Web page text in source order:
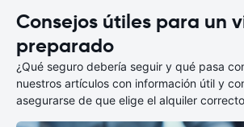
Consejos útiles para un
preparado
¿Qué seguro debería seguir y qué pasa
nuestros artículos con información útil y
asegurarse de que elige el alquiler